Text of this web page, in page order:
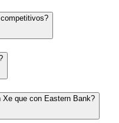
que con Eastern Bank?